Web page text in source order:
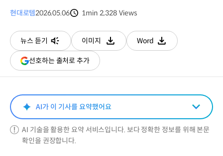
현대로템2026.05.06
1min 2,328 Views
뉴스 듣기
이미지
다운로드
Word
다운로드
선호하는 출처로 추가(새
창
AI가 이 기사를 요약했어요
AI 기술을 활용한 요약 서비스입니다. 보다 정확한 정보를 위해 본문
확인을 권장합니다.